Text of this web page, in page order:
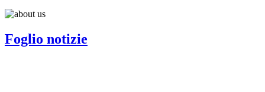
Foglio notizie